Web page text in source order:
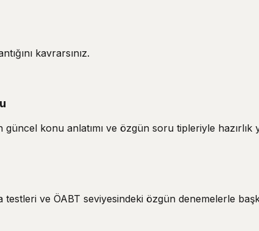
kavrarsınız.
konu anlatımı ve özgün soru tipleriyle hazırlık
ve ÖABT seviyesindeki özgün denemelerle